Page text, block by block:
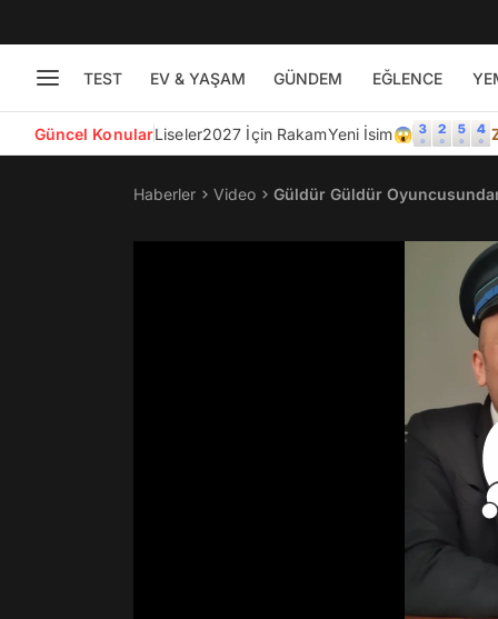
TEST EV & YAŞAM GÜNDEM EĞLENCE
Güncel KonularLiseler2027 İçin RakamYeni İsim😱
Haberler Video Güldür Güldür